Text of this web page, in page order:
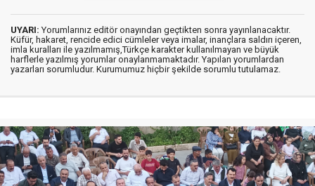
UYARI: Yorumlarınız editör onayından geçtikten sonra yayınlanacaktır.
Küfür, hakaret, rencide edici cümleler veya imalar, inançlara saldırı içeren,
imla kuralları ile yazılmamış,Türkçe karakter kullanılmayan ve büyük
harflerle yazılmış yorumlar onaylanmamaktadır. Yapılan yorumlardan
yazarları sorumludur. Kurumumuz hiçbir şekilde sorumlu tutulamaz.